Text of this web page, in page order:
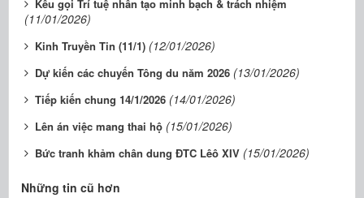
Kêu gọi Trí tuệ nhân tạo minh bạch & trách nhiệm
(11/01/2026)
Kinh Truyền Tin (11/1) (12/01/2026)
Dự kiến các chuyến Tông du năm 2026 (13/01/2026)
Tiếp kiến chung 14/1/2026 (14/01/2026)
Lên án việc mang thai hộ (15/01/2026)
Bức tranh khảm chân dung ĐTC Lêô XIV (15/01/2026)
Những tin cũ hơn